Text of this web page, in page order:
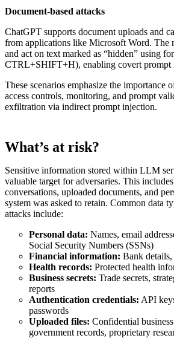
Document-based attacks
ChatGPT supports document uploads and
from applications like Microsoft Word. The
and act on text marked as “hidden” using
CTRL+SHIFT+H), enabling covert prompt
These scenarios emphasize the importance
access controls, monitoring, and prompt
exfiltration via indirect prompt injection.
What’s at risk?
Sensitive information stored within LLM
valuable target for adversaries. This
conversations, uploaded documents, and
system was asked to retain. Common data
attacks include:
Personal data: Names, email
Social Security Numbers (SSNs)
Financial information: Bank
Health records: Protected health
Business secrets: Trade secrets,
reports
Authentication credentials: API
passwords
Uploaded files: Confidential
government records, proprietary